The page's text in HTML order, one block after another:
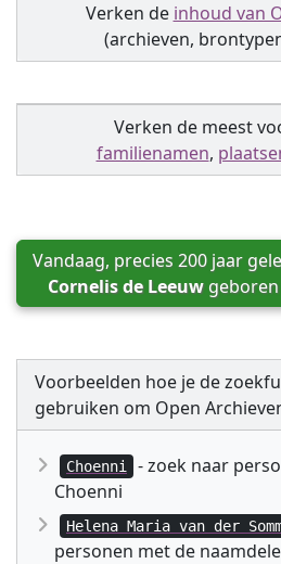
Verken de inhoud van
(archieven,
Verken de meest
familienamen,
Vandaag, precies 200 jaar
Cornelis de Leeuw
Voorbeelden hoe je de
gebruiken om Open
Choenni
- zoek naar
Choenni
Helena Maria van der
personen met de